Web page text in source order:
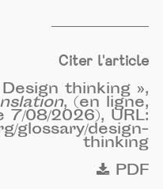
Citer l'article
thinking »,
, (en ligne,
7/08/2026), URL:
glossary/design-
thinking
PDF